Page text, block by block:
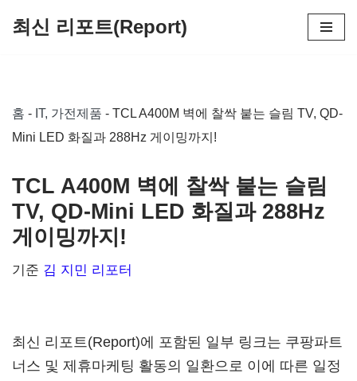
로
건
최신 리포트(Report)
홈 - IT, 가전제품 - TCL A400M 벽에 찰싹 붙는 슬림 TV, QD-
Mini LED 화질과 288Hz 게이밍까지!
TCL A400M 벽에 찰싹 붙는 슬림
TV, QD-Mini LED 화질과 288Hz
게이밍까지!
기준 김 지민 리포터
최신 리포트(Report)에 포함된 일부 링크는 쿠팡파트
너스 및 제휴마케팅 활동의 일환으로 이에 따른 일정